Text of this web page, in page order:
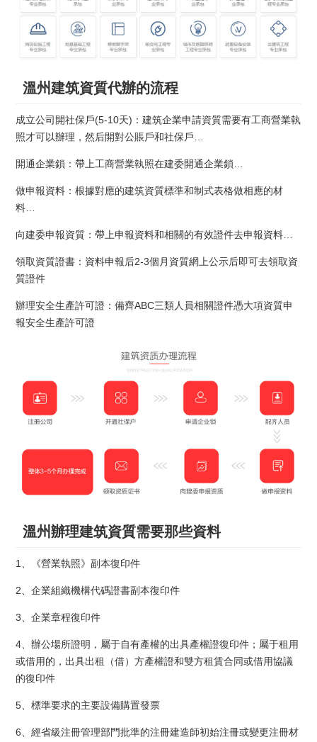
溫州建筑資質代辦的流程
成立公司開社保戶(5-10天)：建筑企業申請資質需要有工商營業執
照才可以辦理，然后開對公賬戶和社保戶…
開通企業鎖：帶上工商營業執照在建委開通企業鎖…
做申報資料：根據對應的建筑資質標準和制式表格做相應的材
料…
向建委申報資質：帶上申報資料和相關的有效證件去申報資料…
領取資質證書：資料申報后2-3個月資質網上公示后即可去領取資
質證件
辦理安全生產許可證：備齊ABC三類人員相關證件憑大項資質申
報安全生產許可證
溫州辦理建筑資質需要那些資料
1、《營業執照》副本復印件
2、企業組織機構代碼證書副本復印件
3、企業章程復印件
4、辦公場所證明，屬于自有產權的出具產權證復印件；屬于租用
或借用的，出具出租（借）方產權證和雙方租賃合同或借用協議
的復印件
5、標準要求的主要設備購置發票
6、經省級注冊管理部門批準的注冊建造師初始注冊或變更注冊材